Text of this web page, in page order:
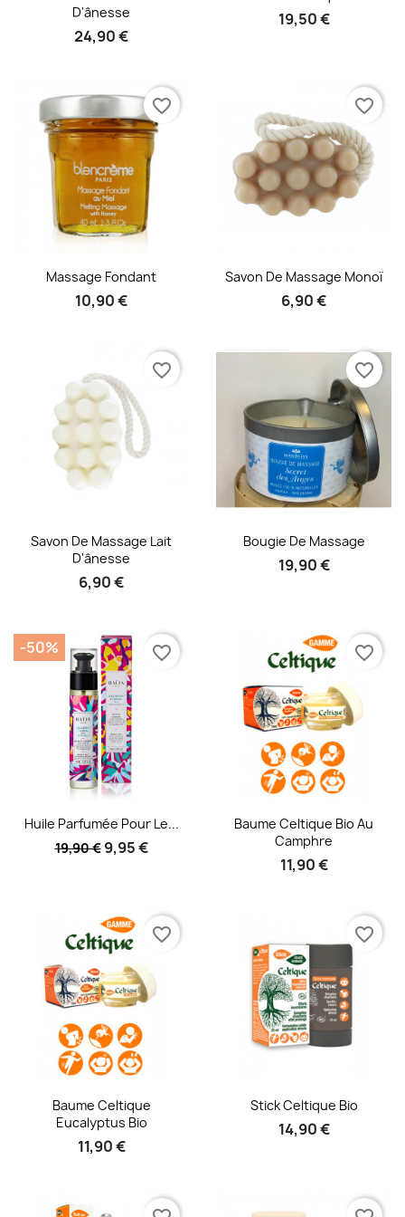
D'ânesse
24,90 €
19,50 €
Aperçu rapide
Massage Fondant
10,90 €
favorite_border
 Aperçu rapide
Savon De Massage Monoï
6,90 €
favorite_border
Aperçu rapide
Savon De Massage Lait
D'ânesse
6,90 €
favorite_border
Aperçu rapide
Bougie De Massage
19,90 €
favorite_border
Aperçu rapide
Huile Parfumée Pour Le...
19,90 € 9,95 €
-50% favorite_border
Aperçu rapide
Baume Celtique Bio Au
Camphre
11,90 €
favorite_border
Aperçu rapide
Baume Celtique
Eucalyptus Bio
11,90 €
favorite_border
Aperçu rapide
Stick Celtique Bio
14,90 €
favorite_border